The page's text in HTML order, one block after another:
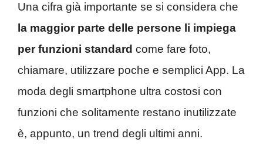
Una cifra già importante se si considera che
la maggior parte delle persone li impiega
per funzioni standard come fare foto,
chiamare, utilizzare poche e semplici App. La
moda degli smartphone ultra costosi con
funzioni che solitamente restano inutilizzate
è, appunto, un trend degli ultimi anni.